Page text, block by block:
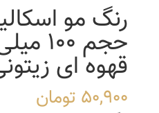
حجم
قهوه ای
50,900 تومان